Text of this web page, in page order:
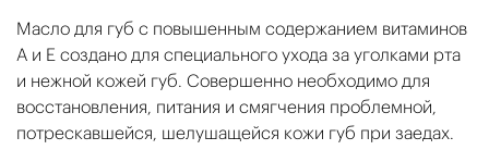
Масло для губ с повышенным содержанием витаминов
А и Е создано для специального ухода за уголками рта
и нежной кожей губ. Совершенно необходимо для
восстановления, питания и смягчения проблемной,
потрескавшейся, шелушащейся кожи губ при заедах.